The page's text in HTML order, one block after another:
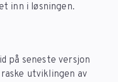
inn i løsningen.
på seneste versjon
utviklingen av